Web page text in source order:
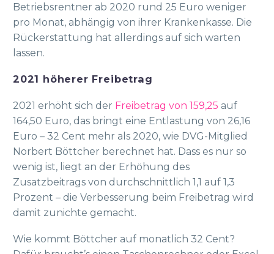
Betriebsrentner ab 2020 rund 25 Euro weniger
pro Monat, abhängig von ihrer Krankenkasse. Die
Rückerstattung hat allerdings auf sich warten
lassen.
2021 höherer Freibetrag
2021 erhöht sich der Freibetrag von 159,25 auf
164,50 Euro, das bringt eine Entlastung von 26,16
Euro – 32 Cent mehr als 2020, wie DVG-Mitglied
Norbert Böttcher berechnet hat. Dass es nur so
wenig ist, liegt an der Erhöhung des
Zusatzbeitrags von durchschnittlich 1,1 auf 1,3
Prozent – die Verbesserung beim Freibetrag wird
damit zunichte gemacht.
Wie kommt Böttcher auf monatlich 32 Cent?